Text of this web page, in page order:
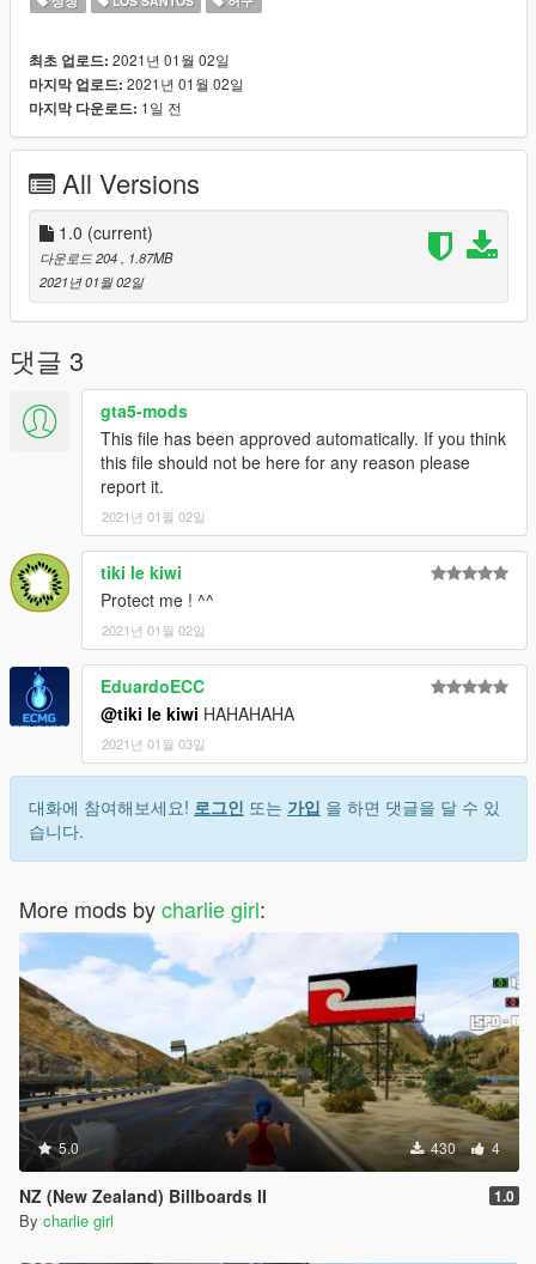
최초 업로드: 2021년 01월 02일
마지막 업로드: 2021년 01월 02일
마지막 다운로드: 1일 전
All Versions
1.0 (current)
다운로드 204
, 1.87MB
2021년 01월 02일
댓글 3
gta5-mods
This file has been approved automatically. If you think
this file should not be here for any reason please
report it.
2021년 01월 02일
tiki le kiwi
Protect me ! ^^
2021년 01월 02일
EduardoECC
@tiki le kiwi HAHAHAHA
2021년 01월 03일
대화에 참여해보세요! 로그인 또는 가입 을 하면 댓글을 달 수 있
습니다.
More mods bycharlie girl:
5.0 430 4
NZ (New Zealand) Billboards II 1.0
By charlie girl